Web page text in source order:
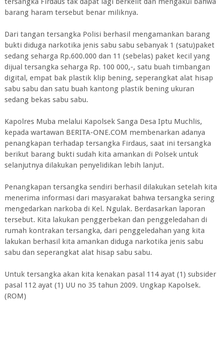
barang haram tersebut benar miliknya.
Dari tangan tersangka Polisi berhasil mengamankan barang
bukti diduga narkotika jenis sabu sabu sebanyak 1 (satu)paket
sedang seharga Rp.600.000 dan 11 (sebelas) paket kecil yang
dijual tersangka seharga Rp. 100 000,-, satu buah timbangan
digital, empat bak plastik klip bening, seperangkat alat hisap
sabu sabu dan satu buah kantong plastik bening ukuran
sedang bekas sabu sabu.
Kapolres Muba melalui Kapolsek Sanga Desa Iptu Muchlis,
kepada wartawan BERITA-ONE.COM membenarkan adanya
penangkapan terhadap tersangka Firdaus, saat ini tersangka
berikut barang bukti sudah kita amankan di Polsek untuk
selanjutnya dilakukan penyelidikan lebih lanjut.
Penangkapan tersangka sendiri berhasil dilakukan setelah kita
menerima informasi dari masyarakat bahwa tersangka sering
mengedarkan narkoba di Kel. Ngulak. Berdasarkan laporan
tersebut. Kita lakukan penggerbekan dan penggeledahan di
rumah kontrakan tersangka, dari penggeledahan yang kita
lakukan berhasil kita amankan diduga narkotika jenis sabu
sabu dan seperangkat alat hisap sabu sabu.
Untuk tersangka akan kita kenakan pasal 114 ayat (1) subsider
pasal 112 ayat (1) UU no 35 tahun 2009. Ungkap Kapolsek.
(ROM)